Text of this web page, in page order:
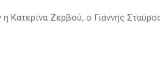
Κατερίνα Ζερβού, ο Γιάννης